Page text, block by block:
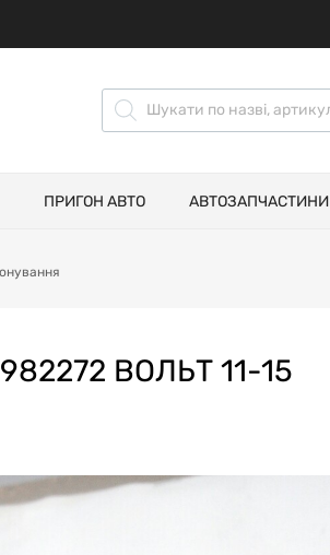
ПРИГОН АВТО АВТОЗАПЧАСТИНИ
ВОЛЬТ 11-15